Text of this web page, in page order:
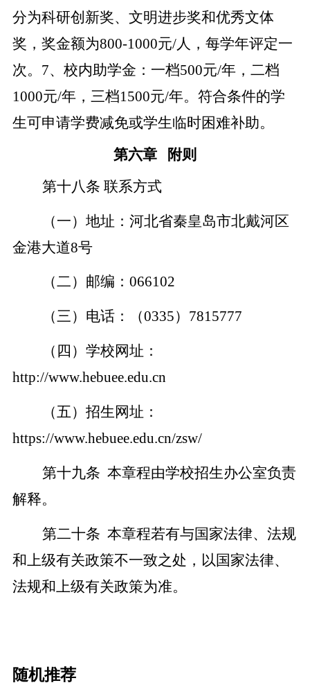
分为科研创新奖、文明进步奖和优秀文体
奖，奖金额为800-1000元/人，每学年评定一
次。7、校内助学金：一档500元/年，二档
1000元/年，三档1500元/年。符合条件的学
生可申请学费减免或学生临时困难补助。
第六章
附则
第十八条 联系方式
（一）地址：河北省秦皇岛市北戴河区
金港大道8号
（二）邮编： 066102
（三）电话：（0335）7815777
（四）学校网址：
http://www.hebuee.edu.cn
（五）招生网址：
https://www.hebuee.edu.cn/zsw/
第十九条 本章程由学校招生办公室负责
解释。
第二十条 本章程若有与国家法律、法规
和上级有关政策不一致之处，以国家法律、
法规和上级有关政策为准。
随机推荐